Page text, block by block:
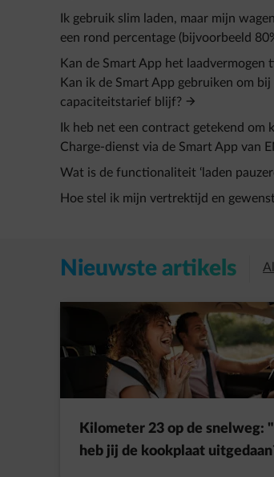
Ik gebruik slim laden, maar mijn
een rond percentage (bijvoorbeeld
Kan de Smart App het
Kan ik de Smart App gebruiken om
capaciteitstarief blijf?
Ik heb net een contract getekend
Charge-dienst via de Smart App van
Wat is de functionaliteit ‘laden
Hoe stel ik mijn vertrektijd en
Nieuwste artikels
Kilometer 23 op de snelweg:
heb jij de kookplaat